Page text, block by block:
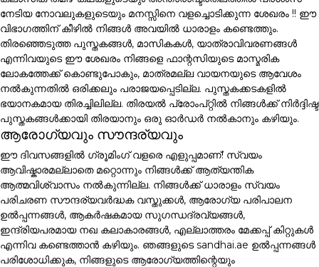
നേടിയ നോവലുകളുടെയും മനസ്സിനെ വളച്ചൊടിക്കുന്ന ശേഖരം !! ഈ
വിഭാഗത്തിന് കീഴിൽ നിങ്ങൾ അവയിൽ ധാരാളം കണ്ടെത്തും.
തിരഞ്ഞെടുത്ത പുസ്തകങ്ങൾ, മാസികകൾ, യാത്രാവിവരണങ്ങൾ
എന്നിവയുടെ ഈ ശേഖരം നിങ്ങളെ ഫാന്റസിയുടെ മാസ്മരിക
ലോകത്തേക്ക് കൊണ്ടുപോകും, മാത്രമല്ല വായനയുടെ ആവേശം
നൽകുന്നതിൽ ഒരിക്കലും പരാജയപ്പെടില്ല. പുസ്തകക്കടകളിൽ
ഭയാനകമായ തിരച്ചിലില്ല. തിരയൽ പ്രോംപ്റ്റിൽ നിങ്ങൾക്ക് നിർദ്ദിഷ്ട
പുസ്തകങ്ങൾക്കായി തിരയാനും ഒരു ഓർഡർ നൽകാനും കഴിയും.
ആരോഗ്യവും സൗന്ദര്യവും
ഈ ദിവസങ്ങളിൽ ഗ്രൂമിംഗ് വളരെ എളുപ്പമാണ്! സ്വയം
ആവിഷ്കാരമല്ലാതെ മറ്റൊന്നും നിങ്ങൾക്ക് ആത്യന്തിക
ആത്മവിശ്വാസം നൽകുന്നില്ല. നിങ്ങൾക്ക് ധാരാളം സ്വയം
പരിചരണ സൗന്ദര്യവർദ്ധക വസ്തുക്കൾ, ആരോഗ്യ പരിപാലന
ഉൽപ്പന്നങ്ങൾ, ആകർഷകമായ സുഗന്ധദ്രവ്യങ്ങൾ,
ഇന്ദ്രിയപരമായ നഖ കലാകാരങ്ങൾ, എല്ലാത്തരം മേക്കപ്പ് കിറ്റുകൾ
എന്നിവ കണ്ടെത്താൻ കഴിയും. ഞങ്ങളുടെ sandhai.ae ഉൽപ്പന്നങ്ങൾ
പരിശോധിക്കുക, നിങ്ങളുടെ ആരോഗ്യത്തിന്റെയും